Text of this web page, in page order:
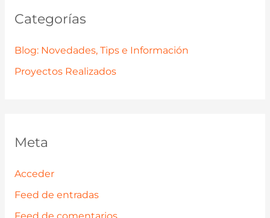
Categorías
Blog: Novedades, Tips e Información
Proyectos Realizados
Meta
Acceder
Feed de entradas